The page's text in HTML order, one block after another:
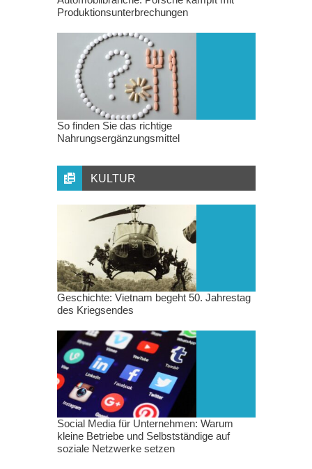
Produktionsunterbrechungen
So finden Sie das richtige
Nahrungsergänzungsmittel
KULTUR
Geschichte: Vietnam begeht 50. Jahrestag
des Kriegsendes
Social Media für Unternehmen: Warum
kleine Betriebe und Selbstständige auf
soziale Netzwerke setzen